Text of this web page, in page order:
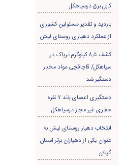
کابل برق درسیاهکل
بازدید و تقدیر مسئولین کشوری
از عملکرد دهیاری روستای لیش
کشف ۸.۵ کیلوگرم تریاک در
سیاهکل/ قاچاقچی مواد مخدر
دستگیر شد
دستگیری اعضای باند ۷ نفره
حفاری غير مجاز درسیاهکل
انتخاب دهیار روستای لیش به
عنوان یکی از دهیاران برتر استان
گیلان